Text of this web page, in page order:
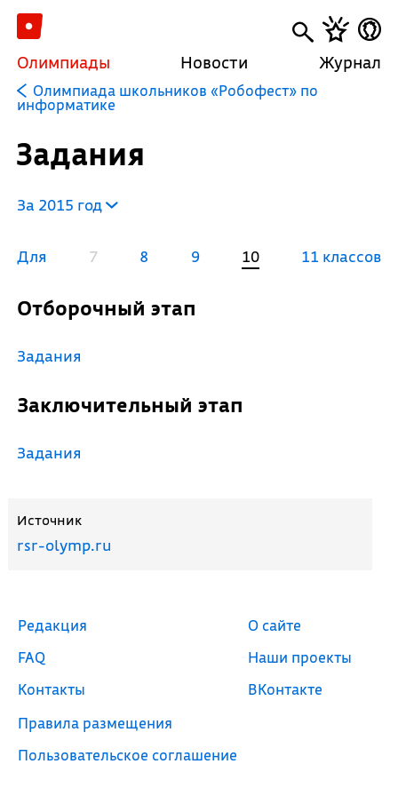
Олимпиады Новости Журнал
Олимпиада школьников «Робофест» по
информатике
Задания
За 2015 год
Для 7 8 9 10 11 классов
Отборочный этап
Задания
Заключительный этап
Задания
Источник
rsr-olymp.ru
Редакция
FAQ
Контакты
Правила размещения
Пользовательское соглашение
О сайте
Наши проекты
ВКонтакте